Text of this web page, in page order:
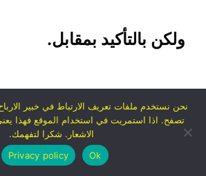
ولكن بالتأكيد بمقابل.
فقط احرص علي اطلاق
ممتازة حتي تستطيع
لشراء فيديوهاتك.
نحن نستخدم ملفات تعريف الارتباط في خبير
تصفح. اذا استمريت في استخدام الموقع فهذا
الاشعار. شكرا لتفهمك.
Ok
Privacy policy